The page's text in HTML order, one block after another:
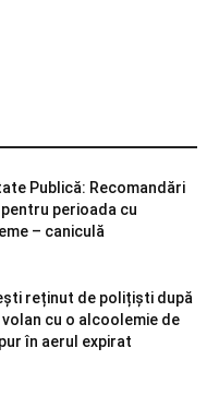
Publică: Recomandări
perioada cu
– caniculă
reținut de polițiști după
cu o alcoolemie de
în aerul expirat